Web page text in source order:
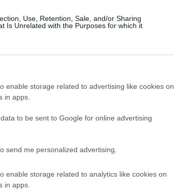
Use, Retention, Sale, and/or Sharing
Is Unrelated with the Purposes for which it
enable storage related to advertising like cookies on
in apps.
to be sent to Google for online advertising
send me personalized advertising.
enable storage related to analytics like cookies on
in apps.